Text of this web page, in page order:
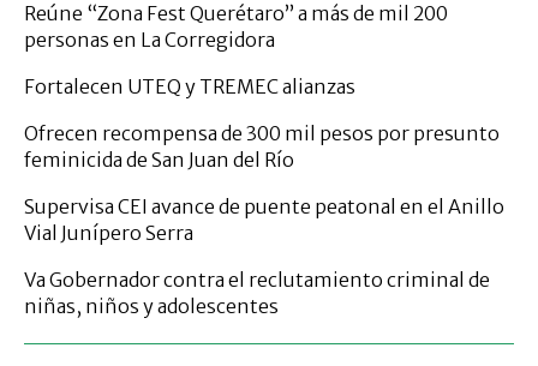
Reúne “Zona Fest Querétaro” a más de mil 200
personas en La Corregidora
Fortalecen UTEQ y TREMEC alianzas
Ofrecen recompensa de 300 mil pesos por presunto
feminicida de San Juan del Río
Supervisa CEI avance de puente peatonal en el Anillo
Vial Junípero Serra
Va Gobernador contra el reclutamiento criminal de
niñas, niños y adolescentes